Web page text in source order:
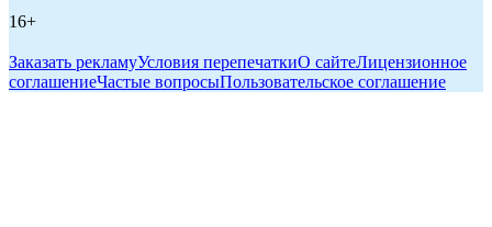
16+
Заказать рекламуУсловия перепечаткиО сайтеЛицензионное
соглашениеЧастые вопросыПользовательское соглашение